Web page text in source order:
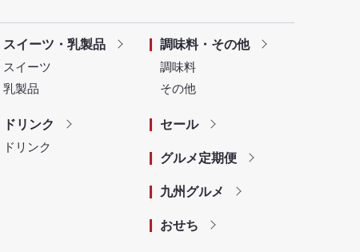
スイーツ・乳製品
スイーツ
乳製品
ドリンク
ドリンク
調味料・その他
調味料
その他
セール
グルメ定期便
九州グルメ
おせち